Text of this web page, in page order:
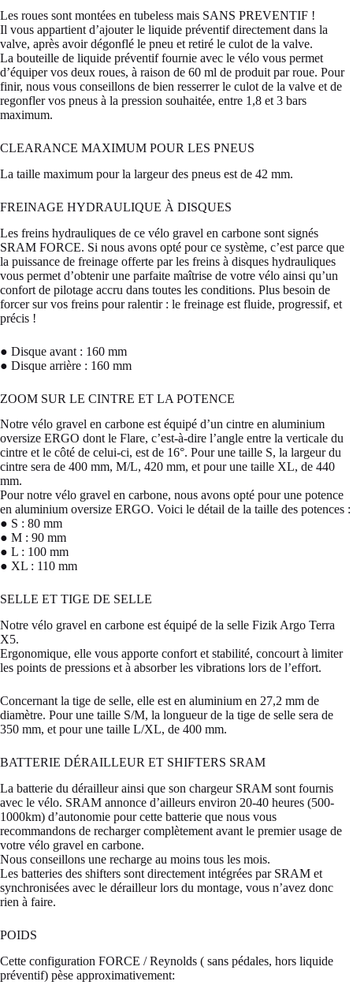
Les roues sont montées en tubeless mais SANS PREVENTIF !
Il vous appartient d’ajouter le liquide préventif directement dans la
valve, après avoir dégonflé le pneu et retiré le culot de la valve.
La bouteille de liquide préventif fournie avec le vélo vous permet
d’équiper vos deux roues, à raison de 60 ml de produit par roue. Pour
finir, nous vous conseillons de bien resserrer le culot de la valve et de
regonfler vos pneus à la pression souhaitée, entre 1,8 et 3 bars
maximum.
CLEARANCE MAXIMUM POUR LES PNEUS
La taille maximum pour la largeur des pneus est de 42 mm.
FREINAGE HYDRAULIQUE À DISQUES
Les freins hydrauliques de ce vélo gravel en carbone sont signés
SRAM FORCE. Si nous avons opté pour ce système, c’est parce que
la puissance de freinage offerte par les freins à disques hydrauliques
vous permet d’obtenir une parfaite maîtrise de votre vélo ainsi qu’un
confort de pilotage accru dans toutes les conditions. Plus besoin de
forcer sur vos freins pour ralentir : le freinage est fluide, progressif, et
précis !
● Disque avant : 160 mm
● Disque arrière : 160 mm
ZOOM SUR LE CINTRE ET LA POTENCE
Notre vélo gravel en carbone est équipé d’un cintre en aluminium
oversize ERGO dont le Flare, c’est-à-dire l’angle entre la verticale du
cintre et le côté de celui-ci, est de 16°. Pour une taille S, la largeur du
cintre sera de 400 mm, M/L, 420 mm, et pour une taille XL, de 440
mm.
Pour notre vélo gravel en carbone, nous avons opté pour une potence
en aluminium oversize ERGO. Voici le détail de la taille des potences :
● S : 80 mm
● M : 90 mm
● L : 100 mm
● XL : 110 mm
SELLE ET TIGE DE SELLE
Notre vélo gravel en carbone est équipé de la selle Fizik Argo Terra
X5.
Ergonomique, elle vous apporte confort et stabilité, concourt à limiter
les points de pressions et à absorber les vibrations lors de l’effort.
Concernant la tige de selle, elle est en aluminium en 27,2 mm de
diamètre. Pour une taille S/M, la longueur de la tige de selle sera de
350 mm, et pour une taille L/XL, de 400 mm.
BATTERIE DÉRAILLEUR ET SHIFTERS SRAM
La batterie du dérailleur ainsi que son chargeur SRAM sont fournis
avec le vélo. SRAM annonce d’ailleurs environ 20-40 heures (500-
1000km) d’autonomie pour cette batterie que nous vous
recommandons de recharger complètement avant le premier usage de
votre vélo gravel en carbone.
Nous conseillons une recharge au moins tous les mois.
Les batteries des shifters sont directement intégrées par SRAM et
synchronisées avec le dérailleur lors du montage, vous n’avez donc
rien à faire.
POIDS
Cette configuration FORCE / Reynolds ( sans pédales, hors liquide
préventif) pèse approximativement: